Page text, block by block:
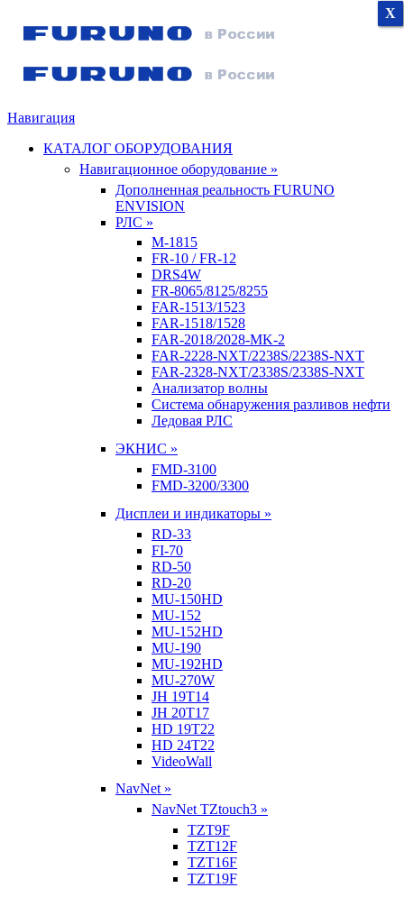
Навигация
КАТАЛОГ ОБОРУДОВАНИЯ
Навигационное оборудование »
Дополненная реальность FURUNO
ENVISION
РЛС »
M-1815
FR-10 / FR-12
DRS4W
FR-8065/8125/8255
FAR-1513/1523
FAR-1518/1528
FAR-2018/2028-MK-2
FAR-2228-NXT/2238S/2238S-NXT
FAR-2328-NXT/2338S/2338S-NXT
Анализатор волны
Система обнаружения разливов нефти
Ледовая РЛС
ЭКНИС »
FMD-3100
FMD-3200/3300
Дисплеи и индикаторы »
RD-33
FI-70
RD-50
RD-20
MU-150HD
MU-152
MU-152HD
MU-190
MU-192HD
MU-270W
JH 19T14
JH 20T17
HD 19T22
HD 24T22
VideoWall
NavNet »
NavNet TZtouch3 »
TZT9F
TZT12F
TZT16F
TZT19F
X
X
X